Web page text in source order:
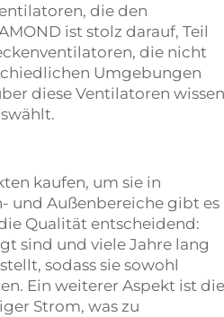
die den
ist stolz darauf, Teil
die nicht
Umgebungen
diese Ventilatoren wissen
kaufen, um sie in
und Außenbereiche gibt es
Qualität entscheidend:
sind und viele Jahre lang
sodass sie sowohl
Ein weiterer Aspekt ist die
Strom, was zu